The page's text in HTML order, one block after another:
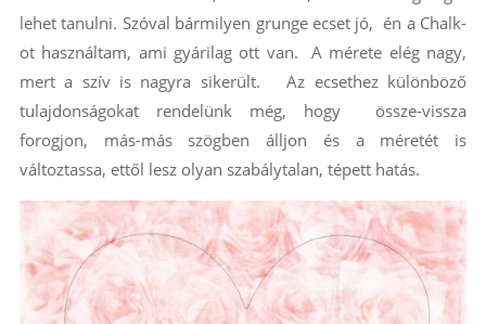
lehet tanulni. Szóval bármilyen grunge ecset jó, én a Chalk-
ot használtam, ami gyárilag ott van. A mérete elég nagy,
mert a szív is nagyra sikerült. Az ecsethez különböző
tulajdonságokat rendelünk még, hogy össze-vissza
forogjon, más-más szögben álljon és a méretét is
változtassa, ettől lesz olyan szabálytalan, tépett hatás.